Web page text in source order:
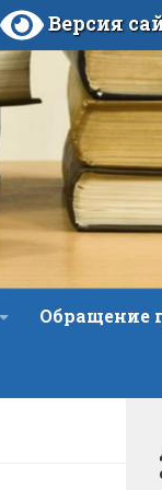
Версия
Обращение